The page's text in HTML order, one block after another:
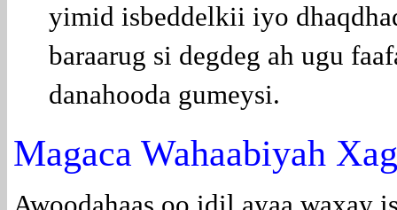
yimid isbeddelkii iyo
baraarug si degdeg ah ugu
danahooda gumeysi.
Magaca Wahaabiyah